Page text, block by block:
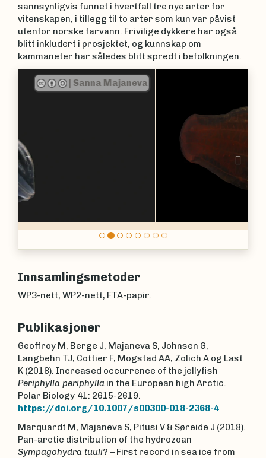
sannsynligvis funnet i hvertfall tre nye arter for
vitenskapen, i tillegg til to arter som kun var påvist
utenfor norske farvann. Frivilige dykkere har også
blitt inkludert i prosjektet, og kunnskap om
kammaneter har således blitt spredt i befolkningen.
Beroe abyssicola
Innsamlingsmetoder
WP3-nett, WP2-nett, FTA-papir.
Publikasjoner
Geoffroy M, Berge J, Majaneva S, Johnsen G,
Langbehn TJ, Cottier F, Mogstad AA, Zolich A og Last
K (2018). Increased occurrence of the jellyfish
Periphylla periphylla in the European high Arctic.
Polar Biology 41: 2615-2619.
https://doi.org/10.1007/s00300-018-2368-4
Marquardt M, Majaneva S, Pitusi V & Søreide J (2018).
Pan-arctic distribution of the hydrozoan
Sympagohydra tuuli? – First record in sea ice from